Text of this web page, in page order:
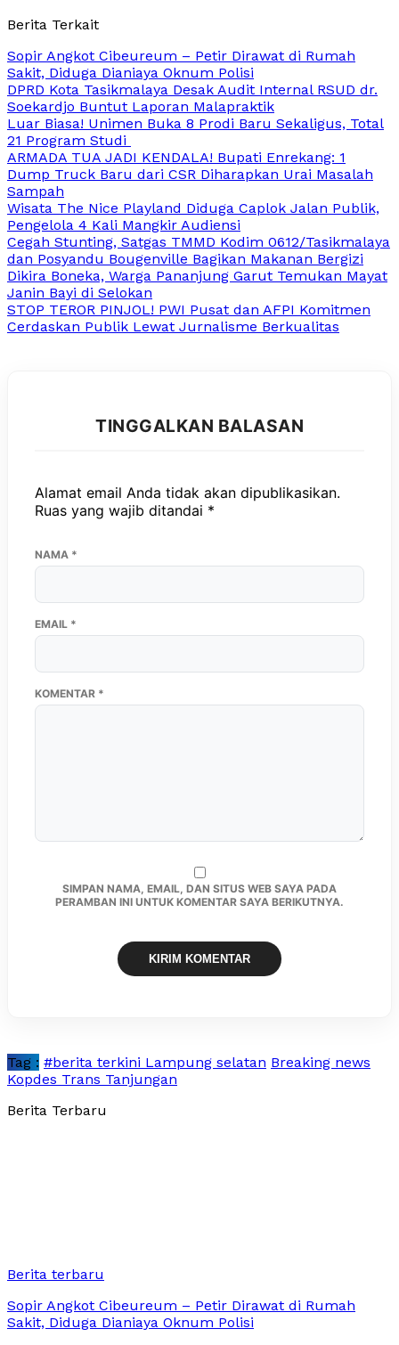
Berita Terkait
Sopir Angkot Cibeureum – Petir Dirawat di Rumah
Sakit, Diduga Dianiaya Oknum Polisi
DPRD Kota Tasikmalaya Desak Audit Internal RSUD dr.
Soekardjo Buntut Laporan Malapraktik
Luar Biasa! Unimen Buka 8 Prodi Baru Sekaligus, Total
21 Program Studi
ARMADA TUA JADI KENDALA! Bupati Enrekang: 1
Dump Truck Baru dari CSR Diharapkan Urai Masalah
Sampah
Wisata The Nice Playland Diduga Caplok Jalan Publik,
Pengelola 4 Kali Mangkir Audiensi
Cegah Stunting, Satgas TMMD Kodim 0612/Tasikmalaya
dan Posyandu Bougenville Bagikan Makanan Bergizi
Dikira Boneka, Warga Pananjung Garut Temukan Mayat
Janin Bayi di Selokan
STOP TEROR PINJOL! PWI Pusat dan AFPI Komitmen
Cerdaskan Publik Lewat Jurnalisme Berkualitas
TINGGALKAN BALASAN
Alamat email Anda tidak akan dipublikasikan.
Ruas yang wajib ditandai *
KOMENTAR *
NAMA *
EMAIL *
SIMPAN NAMA, EMAIL, DAN SITUS WEB SAYA PADA
PERAMBAN INI UNTUK KOMENTAR SAYA BERIKUTNYA.
Tag : #berita terkini Lampung selatan Breaking news
Kopdes Trans Tanjungan
Berita Terbaru
Berita terbaru
Sopir Angkot Cibeureum – Petir Dirawat di Rumah
Sakit, Diduga Dianiaya Oknum Polisi